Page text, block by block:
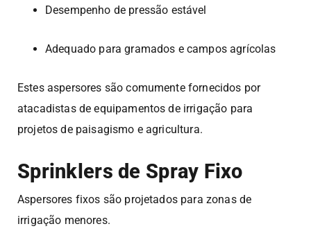
Desempenho de pressão estável
Adequado para gramados e campos agrícolas
Estes aspersores são comumente fornecidos por
atacadistas de equipamentos de irrigação para
projetos de paisagismo e agricultura.
Sprinklers de Spray Fixo
Aspersores fixos são projetados para zonas de
irrigação menores.